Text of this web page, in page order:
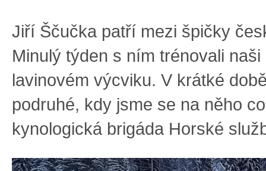
Jiří Ščučka patří mezi špičky
Minulý týden s ním trénovali
lavinovém výcviku. V krátké
podruhé, kdy jsme se na něho
kynologická brigáda Horské